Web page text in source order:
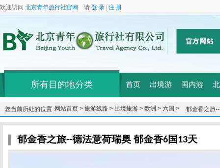
欢迎访问 北京青年旅行社官网 请 登 录 注 册
所有目的地分类 首页 出境游 国内游
您当前所处的位置：网站首页 > 旅游线路 > 出境旅游 > 欧洲 > 六国 > 郁金香之旅
郁金香之旅--德法意荷瑞奥 郁金香6国13天